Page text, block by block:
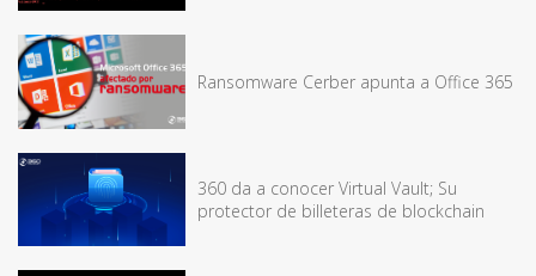
Ransomware Cerber apunta a Office 365
360 da a conocer Virtual Vault; Su
protector de billeteras de blockchain